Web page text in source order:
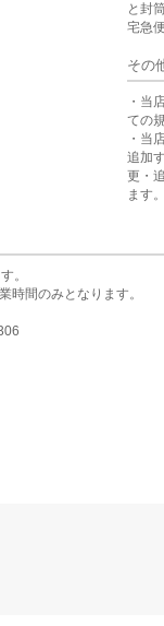
と封
宅急
その
・当
ての
・当
追加
更・
ます。
。
時間のみとなります。